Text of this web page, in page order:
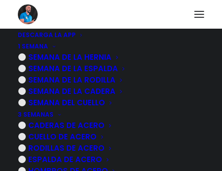
DESCARGA LA APP
1 SEMANA
SEMANA DE LA HERNIA
SEMANA DE LA ESPALDA
SEMANA DE LA RODILLA
SEMANA DE LA CADERA
SEMANA DEL CUELLO
3 SEMANAS
CADERAS DE ACERO
CUELLO DE ACERO
RODILLAS DE ACERO
ESPALDA DE ACERO